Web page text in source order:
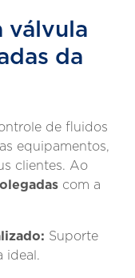
válvula
da
de fluidos
equipamentos,
clientes. Ao
com a
Suporte
ideal.